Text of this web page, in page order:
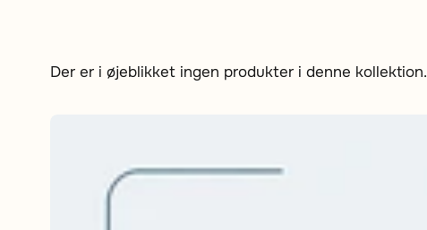
Der er i øjeblikket ingen produkter i denne kollektion.